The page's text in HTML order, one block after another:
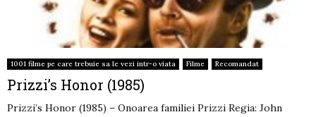
1001 filme pe care trebuie sa le vezi intr-o viata Filme Recomandat
Prizzi’s Honor (1985)
Prizzi’s Honor (1985) – Onoarea familiei Prizzi Regia: John